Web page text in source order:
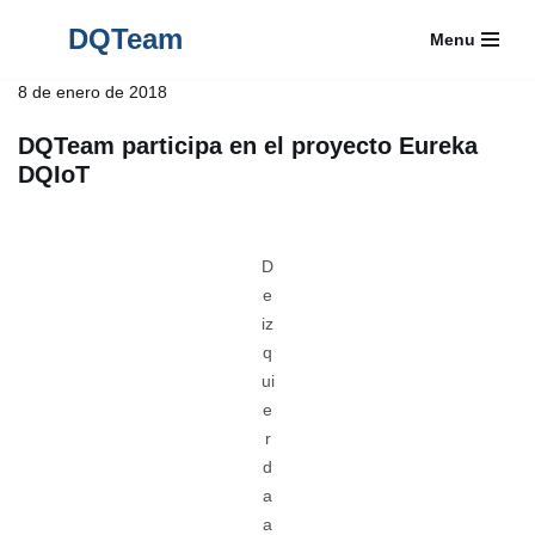
al
DQTeam Menu
8 de enero de 2018
DQTeam participa en el proyecto Eureka
DQIoT
D
e
iz
q
ui
e
r
d
a
a